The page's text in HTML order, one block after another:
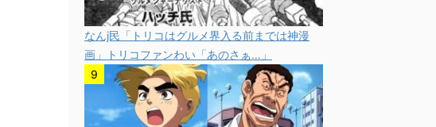
なんj民「トリコはグルメ界入る前までは神漫
画」トリコファンわい「あのさぁ…」